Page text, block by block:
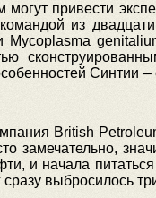
привести
из
Mycoplasma
Синтии
British
замечательно,
и начала
выбросилось